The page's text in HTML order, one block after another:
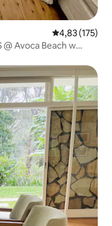
Середня
4,83 (175)
@ Avoca Beach w